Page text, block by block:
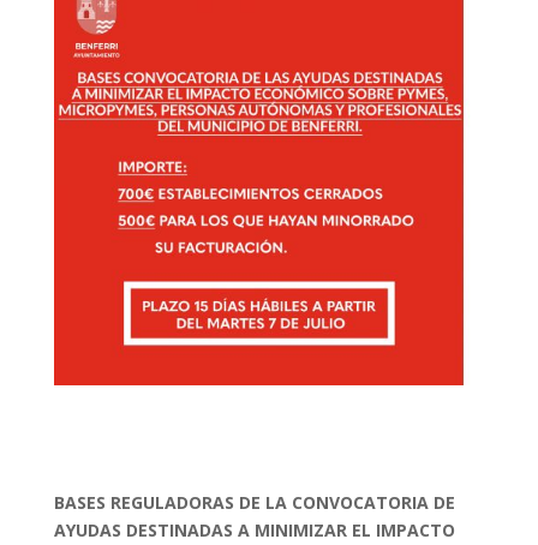
BASES REGULADORAS DE LA CONVOCATORIA DE
AYUDAS DESTINADAS A MINIMIZAR EL IMPACTO